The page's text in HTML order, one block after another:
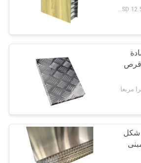
USD 12.5-40 per sqm MOQ:100 مترا مربعا
قرص
شكل